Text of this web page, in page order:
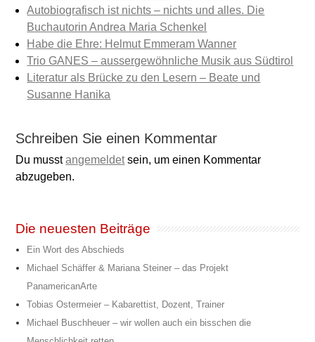
Autobiografisch ist nichts – nichts und alles. Die
Buchautorin Andrea Maria Schenkel
Habe die Ehre: Helmut Emmeram Wanner
Trio GANES – aussergewöhnliche Musik aus Südtirol
Literatur als Brücke zu den Lesern – Beate und
Susanne Hanika
Schreiben Sie einen Kommentar
Du musstangemeldetsein, um einen Kommentar
abzugeben.
Die neuesten Beiträge
Ein Wort des Abschieds
Michael Schäffer & Mariana Steiner – das Projekt
PanamericanArte
Tobias Ostermeier – Kabarettist, Dozent, Trainer
Michael Buschheuer – wir wollen auch ein bisschen die